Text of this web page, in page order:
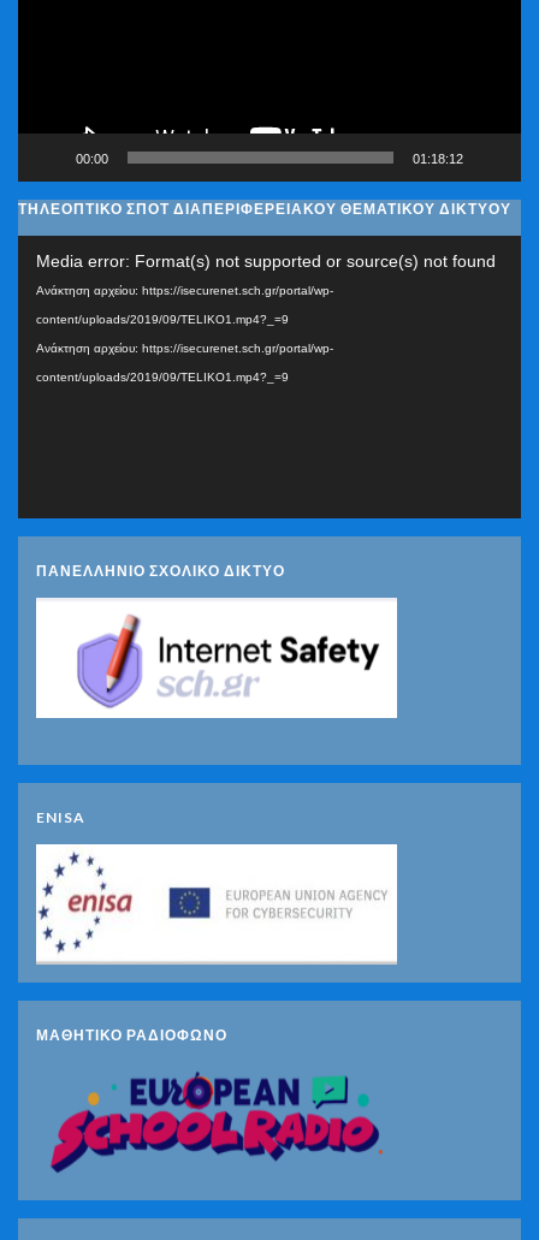
00:00 01:18:12
ΤΗΛΕΟΠΤΙΚΟ ΣΠΟΤ ΔΙΑΠΕΡΙΦΕΡΕΙΑΚΟΥ ΘΕΜΑΤΙΚΟΥ ΔΙΚΤΥΟΥ
Media error: Format(s) not supported or source(s) not found
Ανάκτηση αρχείου: https://isecurenet.sch.gr/portal/wp-
content/uploads/2019/09/TELIKO1.mp4?_=9
Ανάκτηση αρχείου: https://isecurenet.sch.gr/portal/wp-
content/uploads/2019/09/TELIKO1.mp4?_=9
ΠΑΝΕΛΛΗΝΙΟ ΣΧΟΛΙΚΟ ΔΙΚΤΥΟ
ENISA
ΜΑΘΗΤΙΚΟ ΡΑΔΙΟΦΩΝΟ